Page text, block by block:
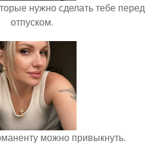
нужно сделать тебе перед
отпуском.
можно привыкнуть.